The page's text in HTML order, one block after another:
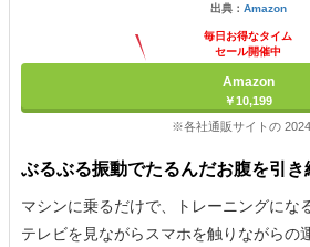
出典： Amazon
毎日お得なタイム
セール開催中
Amazon
￥10,199
※各社通販サイトの
ぶるぶる振動でたるんだお腹を引き
マシンに乗るだけで、トレーニングにな
テレビを見ながらスマホを触りながらの